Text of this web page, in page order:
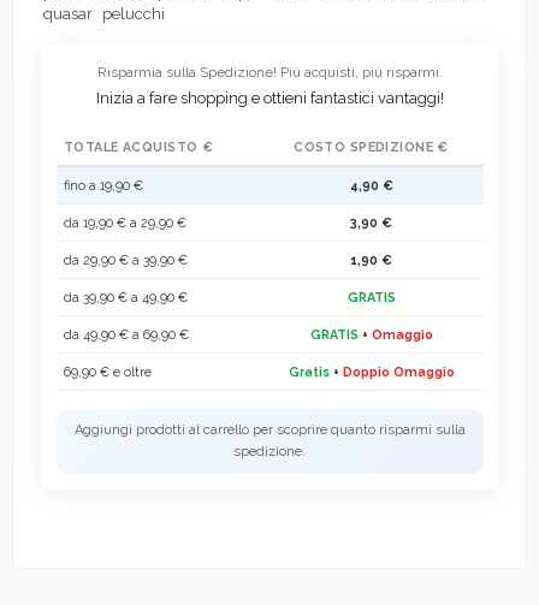
quasar pelucchi
Risparmia sulla Spedizione! Più acquisti, più risparmi.
Inizia a fare shopping e ottieni fantastici vantaggi!
TOTALE ACQUISTO € COSTO SPEDIZIONE €
fino a 19,90 € 4,90 €
da 19,90 € a 29,90 € 3,90 €
da 29,90 € a 39,90 € 1,90 €
da 39,90 € a 49,90 € GRATIS
da 49,90 € a 69,90 € GRATIS + Omaggio
69,90 € e oltre Gratis+ Doppio Omaggio
Aggiungi prodotti al carrello per scoprire quanto risparmi sulla
spedizione.